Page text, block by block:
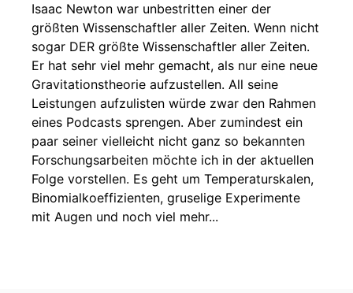
Isaac Newton war unbestritten einer der
größten Wissenschaftler aller Zeiten. Wenn nicht
sogar DER größte Wissenschaftler aller Zeiten.
Er hat sehr viel mehr gemacht, als nur eine neue
Gravitationstheorie aufzustellen. All seine
Leistungen aufzulisten würde zwar den Rahmen
eines Podcasts sprengen. Aber zumindest ein
paar seiner vielleicht nicht ganz so bekannten
Forschungsarbeiten möchte ich in der aktuellen
Folge vorstellen. Es geht um Temperaturskalen,
Binomialkoeffizienten, gruselige Experimente
mit Augen und noch viel mehr...